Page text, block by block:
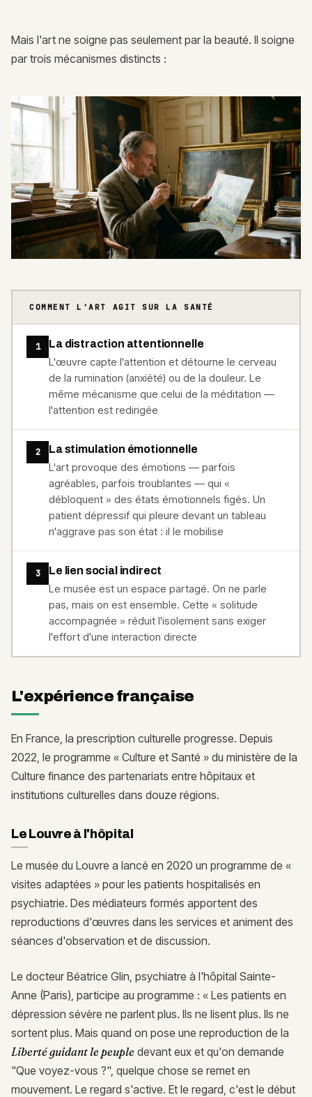
Mais l'art ne soigne pas seulement par la beauté. Il soigne
par trois mécanismes distincts :
COMMENT L'ART AGIT SUR LA SANTÉ
1 La distraction attentionnelle
L'œuvre capte l'attention et détourne le cerveau
de la rumination (anxiété) ou de la douleur. Le
même mécanisme que celui de la méditation —
l'attention est redirigée
2 La stimulation émotionnelle
L'art provoque des émotions — parfois
agréables, parfois troublantes — qui «
débloquent » des états émotionnels figés. Un
patient dépressif qui pleure devant un tableau
n'aggrave pas son état : il le mobilise
3 Le lien social indirect
Le musée est un espace partagé. On ne parle
pas, mais on est ensemble. Cette « solitude
accompagnée » réduit l'isolement sans exiger
l'effort d'une interaction directe
L'expérience française
En France, la prescription culturelle progresse. Depuis
2022, le programme « Culture et Santé » du ministère de la
Culture finance des partenariats entre hôpitaux et
institutions culturelles dans douze régions.
Le Louvre à l'hôpital
Le musée du Louvre a lancé en 2020 un programme de «
visites adaptées » pour les patients hospitalisés en
psychiatrie. Des médiateurs formés apportent des
reproductions d'œuvres dans les services et animent des
séances d'observation et de discussion.
Le docteur Béatrice Glin, psychiatre à l'hôpital Sainte-
Anne (Paris), participe au programme : « Les patients en
dépression sévère ne parlent plus. Ils ne lisent plus. Ils ne
sortent plus. Mais quand on pose une reproduction de la
Liberté guidant le peuple devant eux et qu'on demande
"Que voyez-vous ?", quelque chose se remet en
mouvement. Le regard s'active. Et le regard, c'est le début